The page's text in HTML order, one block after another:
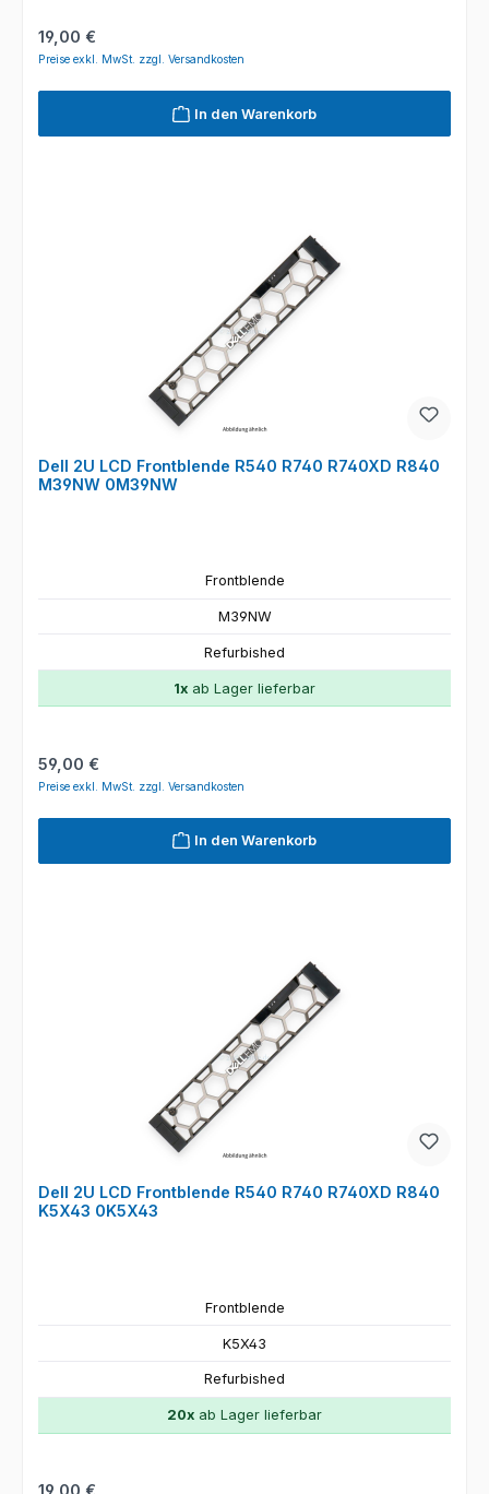
Regulärer Preis:
19,00 €
Preise exkl. MwSt. zzgl. Versandkosten
In den Warenkorb
Dell 2U LCD Frontblende R540 R740 R740XD R840
M39NW 0M39NW
Frontblende
M39NW
Refurbished
1x ab Lager lieferbar
Regulärer Preis:
59,00 €
Preise exkl. MwSt. zzgl. Versandkosten
In den Warenkorb
Dell 2U LCD Frontblende R540 R740 R740XD R840
K5X43 0K5X43
Frontblende
K5X43
Refurbished
20x ab Lager lieferbar
Regulärer Preis: